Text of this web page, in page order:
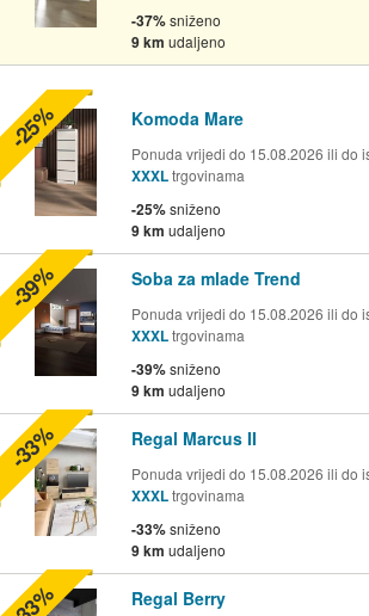
-37%sniženo
9 km udaljeno
Komoda Mare
Ponuda vrijedi do 15.08.2026 ili do
XXXLtrgovinama
-25%sniženo
9 km udaljeno
-25%
Soba za mlade Trend
Ponuda vrijedi do 15.08.2026 ili do
XXXLtrgovinama
-39%sniženo
9 km udaljeno
-39%
Regal Marcus II
Ponuda vrijedi do 15.08.2026 ili do
XXXLtrgovinama
-33%sniženo
9 km udaljeno
-33%
Regal Berry